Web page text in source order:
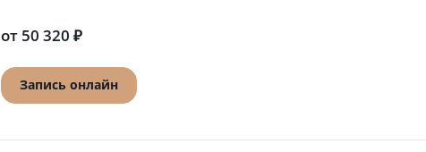
от 50 320 ₽
Запись онлайн